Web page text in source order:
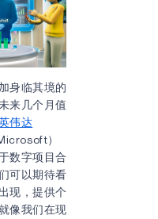
身临其境的
来几个月值
伟达
）
数字项目合
可以期待看
现，提供个
像我们在现